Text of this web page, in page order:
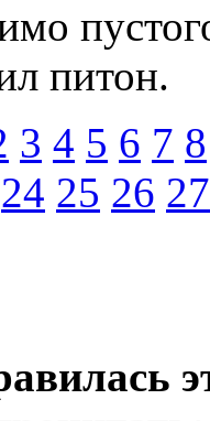
питон.
3 4 5 6 7 8
24 25 26 27